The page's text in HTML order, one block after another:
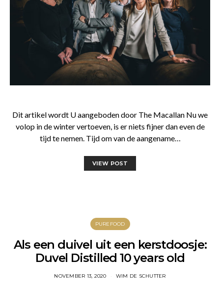
Dit artikel wordt U aangeboden door The Macallan Nu we
volop in de winter vertoeven, is er niets fijner dan even de
tijd te nemen. Tijd om van de aangename…
VIEW POST
PUREFOOD
Als een duivel uit een kerstdoosje:
Duvel Distilled 10 years old
NOVEMBER 13, 2020 WIM DE SCHUTTER